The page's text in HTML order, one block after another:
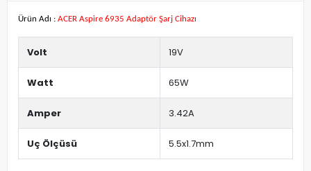
Ürün Adı : ACER Aspire 6935 Adaptör Şarj Cihazı
Volt 19V
Watt 65W
Amper 3.42A
Uç Ölçüsü 5.5x1.7mm